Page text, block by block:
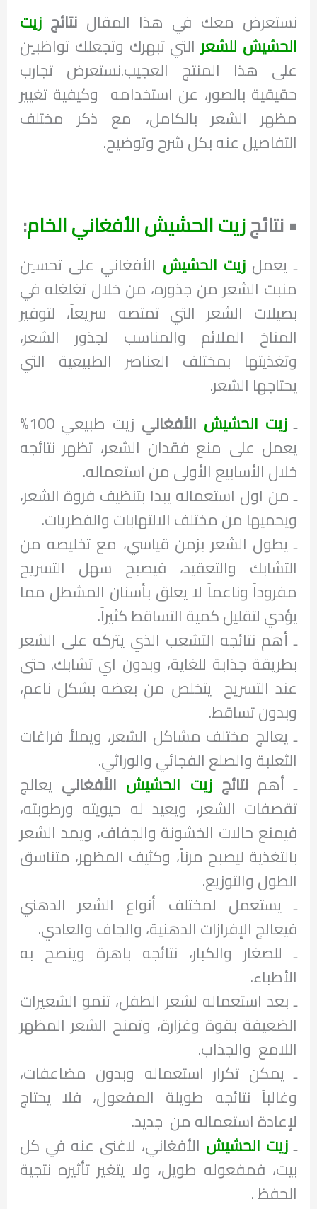
نستعرض معك في هذا المقال نتائجزيت
الحشيش للشعرالتي تبهرك وتجعلك تواظبين
على هذا المنتج العجيب.نستعرض تجارب
حقيقية بالصور، عن استخدامه وكيفية تغيير
مظهر الشعر بالكامل، مع ذكر مختلف
التفاصيل عنه بكل شرح وتوضيح.
• نتائجزيت الحشيش الأفغاني الخام:
ـ يعمل زيت الحشيش الأفغاني على تحسين
منبت الشعر من جذوره، من خلال تغلغله في
بصيلات الشعر التي تمتصه سريعاً، لتوفير
المناخ الملائم والمناسب لجذور الشعر،
وتغذيتها بمختلف العناصر الطبيعية التي
يحتاجها الشعر.
ـزيت الحشيش الأفغاني
زيت طبيعي 100%
يعمل على منع فقدان الشعر، تظهر نتائجه
خلال الأسابيع الأولى من استعماله.
ـ من اول استعماله يبدا بتنظيف فروة الشعر،
ويحميها من مختلف الالتهابات والفطريات.
ـ يطول الشعر بزمن قياسي، مع تخليصه من
التشابك والتعقيد، فيصبح سهل التسريح
مفروداً وناعماً لا يعلق بأسنان المشطل مما
يؤدي لتقليل كمية التساقط كثيراً.
ـ أهم نتائجه التشعب الذي يتركه على الشعر
بطريقة جذابة للغاية، وبدون اي تشابك. حتى
عند التسريح يتخلص من بعضه بشكل ناعم،
وبدون تساقط.
ـ يعالج مختلف مشاكل الشعر، ويملأ فراغات
الثعلبة والصلع الفجائي والوراثي.
ـ أهمنتائجزيت الحشيش الأفغاني يعالج
تقصفات الشعر، ويعيد له حيويته ورطوبته،
فيمنع حالات الخشونة والجفاف، ويمد الشعر
بالتغذية ليصبح مرناً، وكثيف المظهر، متناسق
الطول والتوزيع.
ـ يستعمل لمختلف أنواع الشعر الدهني
فيعالج الإفرازات الدهنية، والجاف والعادي.
ـ للصغار والكبار، نتائجه باهرة وينصح به
الأطباء.
ـ بعد استعماله لشعر الطفل، تنمو الشعيرات
الضعيفة بقوة وغزارة، وتمنح الشعر المظهر
اللامع والجذاب.
ـ يمكن تكرار استعماله وبدون مضاعفات،
وغالباً نتائجه طويلة المفعول، فلا يحتاج
لإعادة استعماله من جديد.
ـزيت الحشيش الأفغاني، لاغنى عنه في كل
بيت، فمفعوله طويل، ولا يتغير تأثيره نتجية
الحفظ .